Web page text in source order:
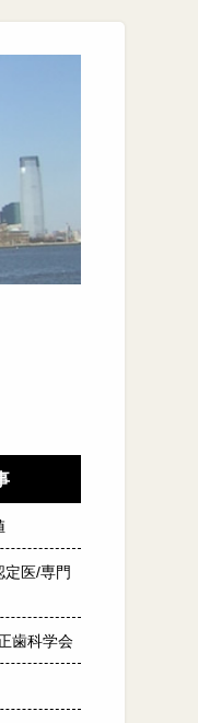
定医/専門
歯科学会